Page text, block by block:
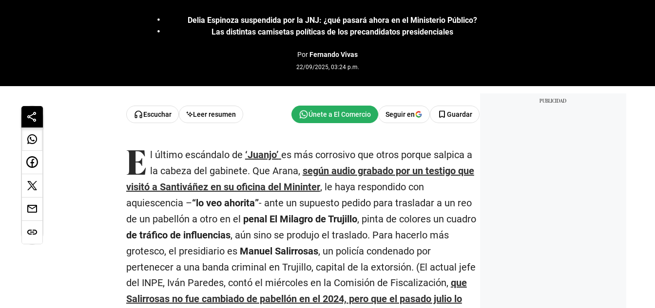
Delia Espinoza suspendida por la JNJ: ¿qué pasará ahora en el Ministerio Público?
Las distintas camisetas políticas de los precandidatos presidenciales
PorFernando Vivas
22/09/2025, 03:24 p.m.
Escuchar Leer resumen Seguir en Guardar
E l último escándalo de ‘Juanjo’ es más corrosivo que otros porque salpica a
la cabeza del gabinete. Que Arana, según audio grabado por un testigo que
visitó a Santiváñez en su oficina del Mininter, le haya respondido con
aquiescencia –“lo veo ahorita”- ante un supuesto pedido para trasladar a un reo
de un pabellón a otro en el penal El Milagro de Trujillo, pinta de colores un cuadro
de tráfico de influencias, aún sino se produjo el traslado. Para hacerlo más
grotesco, el presidiario esManuel Salirrosas, un policía condenado por
pertenecer a una banda criminal en Trujillo, capital de la extorsión. (El actual jefe
del INPE, Iván Paredes, contó el miércoles en la Comisión de Fiscalización, que
Salirrosas no fue cambiado de pabellón en el 2024, pero que el pasado julio lo